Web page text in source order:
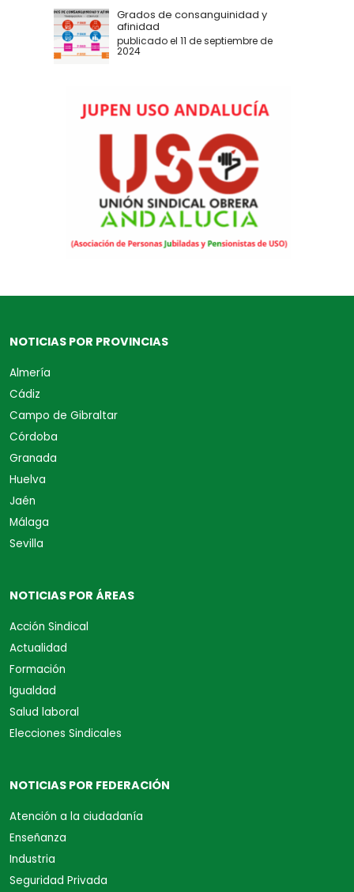
Grados de consanguinidad y
afinidad
publicado el 11 de septiembre de
2024
NOTICIAS POR PROVINCIAS
Almería
Cádiz
Campo de Gibraltar
Córdoba
Granada
Huelva
Jaén
Málaga
Sevilla
NOTICIAS POR ÁREAS
Acción Sindical
Actualidad
Formación
Igualdad
Salud laboral
Elecciones Sindicales
NOTICIAS POR FEDERACIÓN
Atención a la ciudadanía
Enseñanza
Industria
Seguridad Privada